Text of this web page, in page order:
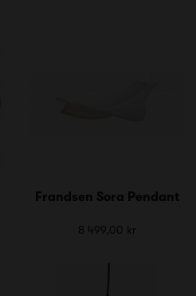
Frandsen Sora Pendant
8 499,00 kr